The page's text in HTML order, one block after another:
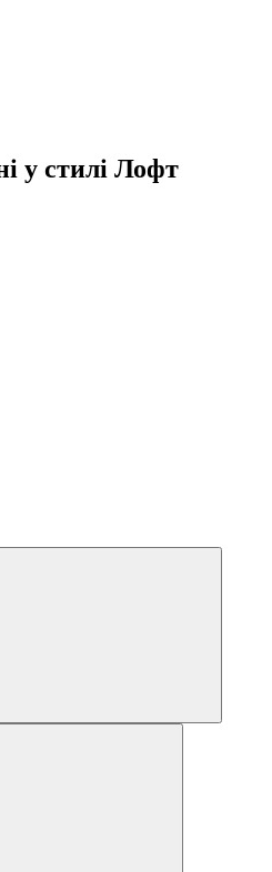
у стилі Лофт